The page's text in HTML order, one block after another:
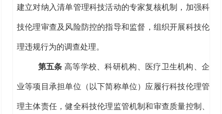
建立对纳入清单管理科技活动的专家复核机制 ，加强科
技伦理审查及风险防控的指导和监督 ，组织开展科技伦
理违规行为的调查处理。
第五条 高等学校、科研机构、医疗卫生机构、企
业等项目承担单位（以下简称单位） 应履行科技伦理管
理主体责任，健全科技伦理监管机制和审查质量控制、